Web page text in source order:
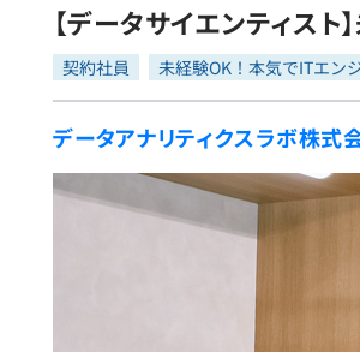
転職成功ガイド
転職エージェント
転職成功ガイド
新卒エージェ
イベント・セ
インタビュー
就活成功ガイド
【データサイエンティス
契約社員 未経験OK！本気でITエン
データアナリティクスラボ株式